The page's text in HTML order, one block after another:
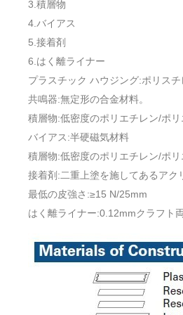
3.積層物
4.バイアス
5.接着剤
6.はく離ライナー
プラスチック ハウジング:ポリス
共鳴器:無定形の合金材料。
積層物:低密度のポリエチレン/ポ
バイアス:半硬磁気材料
積層物:低密度のポリエチレン/ポ
接着剤:二重上塗を施してあるアク
最低の皮強さ:≥15 N/25mm
はく離ライナー:0.12mmクラフト